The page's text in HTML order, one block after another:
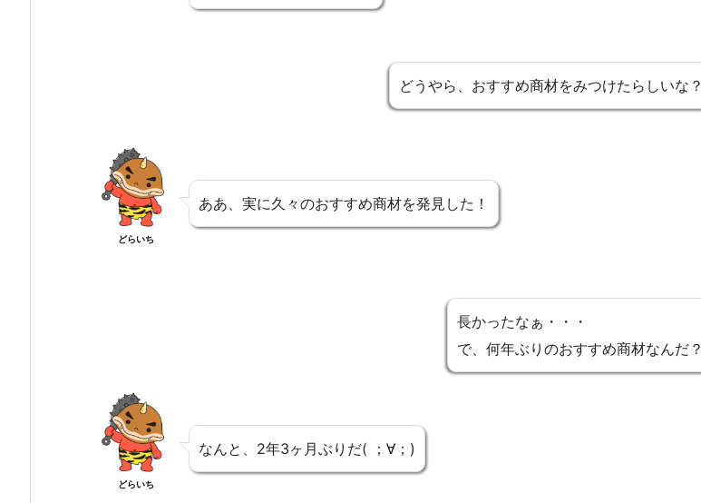
どうやら、おすすめ商材をみつけたらしいな？
どらいち
ああ、実に久々のおすすめ商材を発見した！
長かったなぁ・・・
で、何年ぶりのおすすめ商材なんだ？
どらいち
なんと、2年3ヶ月ぶりだ( ；∀；)